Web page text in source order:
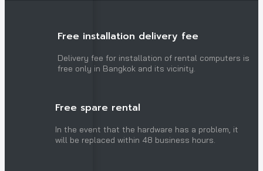
Free installation delivery fee
Delivery fee for installation of rental computers is
free only in Bangkok and its vicinity.
Free spare rental
In the event that the hardware has a problem, it
will be replaced within 48 business hours.